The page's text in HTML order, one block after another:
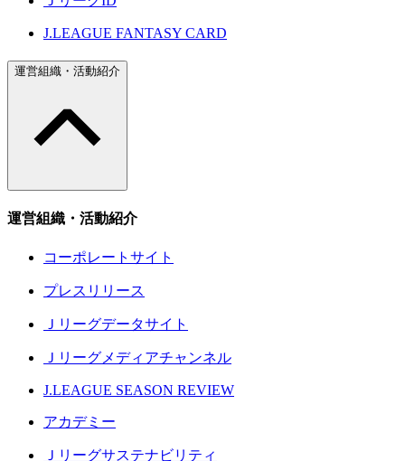
J.LEAGUE FANTASY CARD
運営組織・活動紹介
運営組織・活動紹介
コーポレートサイト
プレスリリース
Ｊリーグデータサイト
Ｊリーグメディアチャンネル
J.LEAGUE SEASON REVIEW
アカデミー
Ｊリーグサステナビリティ